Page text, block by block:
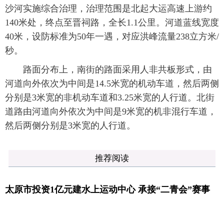
沙河实施综合治理，治理范围是北起大运高速上游约
140米处，终点至晋祠路，全长1.1公里。河道蓝线宽度
40米，设防标准为50年一遇，对应洪峰流量238立方米/
秒。
路面分布上，南街的路面采用人非共板形式，由
河道向外依次为中间是14.5米宽的机动车道，然后两侧
分别是3米宽的非机动车道和3.25米宽的人行道。北街
道路由河道向外依次为中间是9米宽的机非混行车道，
然后两侧分别是3米宽的人行道。
推荐阅读
太原市投资1亿元建水上运动中心 承接“二青会”赛事